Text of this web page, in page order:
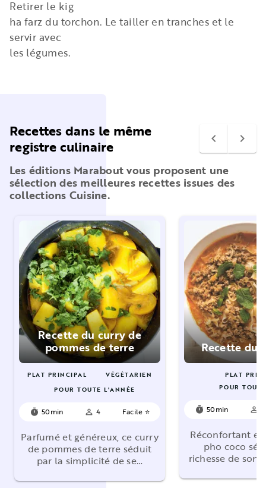
Retirer le kig
ha farz du torchon. Le tailler en tranches et le
servir avec
les légumes.
Recettes dans le même
registre culinaire
navigate_before navigate_next
Les éditions Marabout vous proposent une
sélection des meilleures recettes issues des
collections Cuisine.
Recette du curry de
pommes de terre
PLAT PRINCIPAL
VÉGÉTARIEN
POUR TOUTE L'ANNÉE
timer 50min person_outline 4 Facile ⭐
Parfumé et généreux, ce curry
de pommes de terre séduit
par la simplicité de se…
Recette du
PLAT
POUR
timer 50min person_outline
Réconfortant et
pho coco
richesse de son